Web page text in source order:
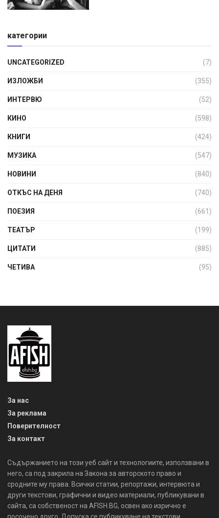
категории
UNCATEGORIZED (7)
ИЗЛОЖБИ (355)
ИНТЕРВЮ (52)
КИНО (598)
КНИГИ (424)
МУЗИКА (547)
НОВИНИ (840)
ОТКЪС НА ДЕНЯ (740)
ПОЕЗИЯ (661)
ТЕАТЪР (199)
ЦИТАТИ (885)
ЧЕТИВА (95)
За нас
За реклама
Поверителност
За контакт
Съдържанието на този уеб сайт и технологиите, използвани в
него, са под закрила на Закона за авторското право и
сродните му права. Всички статии, репортажи, интервюта и
други текстови, графични и видео материали, публикувани в
сайта, са собственост на AFISH.BG, освен ако изрично е
посочено друго. Допуска се публикуване на текстови